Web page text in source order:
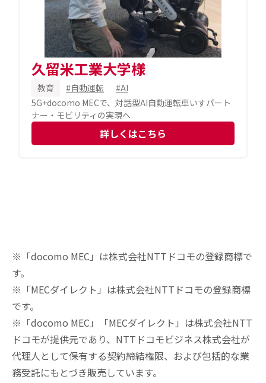
久留米工業大学様
教育 #自動運転
#AI
5G+docomo MECで、対話型AI自動運転車いすパート
ナー・モビリティの実現へ
詳しくはこちら
※「docomo MEC」は株式会社NTTドコモの登録商標で
す。
※「MECダイレクト」は株式会社NTTドコモの登録商標
です。
※「docomo MEC」「MECダイレクト」は株式会社NTT
ドコモが提供元であり、NTTドコモビジネス株式会社が
代理人として保有する契約締結権限、および包括的な業
務受託にもとづき販売しています。